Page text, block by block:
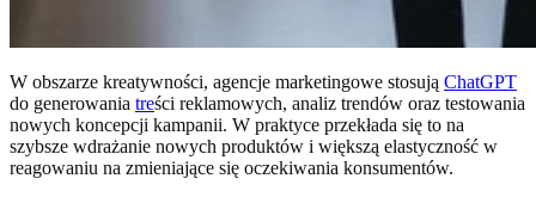
W obszarze kreatywności, agencje marketingowe stosują ChatGPT
do generowania treści reklamowych, analiz trendów oraz testowania
nowych koncepcji kampanii. W praktyce przekłada się to na
szybsze wdrażanie nowych produktów i większą elastyczność w
reagowaniu na zmieniające się oczekiwania konsumentów.